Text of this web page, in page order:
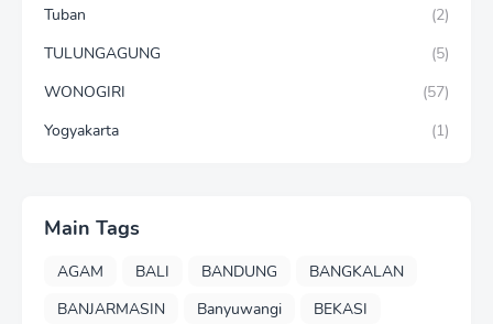
Tuban
(2)
TULUNGAGUNG
(5)
WONOGIRI
(57)
Yogyakarta
(1)
Main Tags
AGAM BALI BANDUNG
BANGKALAN
BANJARMASIN
Banyuwangi
BEKASI